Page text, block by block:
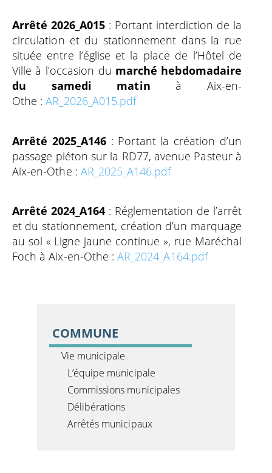
Arrêté 2026_A015 : Portant interdiction de la
circulation et du stationnement dans la rue
située entre l’église et la place de l’Hôtel de
Ville à l’occasion du marché hebdomadaire
du samedi matin à Aix-en-
Othe :AR_2026_A015.pdf
Arrêté 2025_A146 : Portant la création d’un
passage piéton sur la RD77, avenue Pasteur à
Aix-en-Othe : AR_2025_A146.pdf
Arrêté 2024_A164 : Réglementation de l’arrêt
et du stationnement, création d’un marquage
au sol « Ligne jaune continue », rue Maréchal
Foch à Aix-en-Othe :AR_2024_A164.pdf
COMMUNE
Vie municipale
L’équipe municipale
Commissions municipales
Délibérations
Arrêtés municipaux